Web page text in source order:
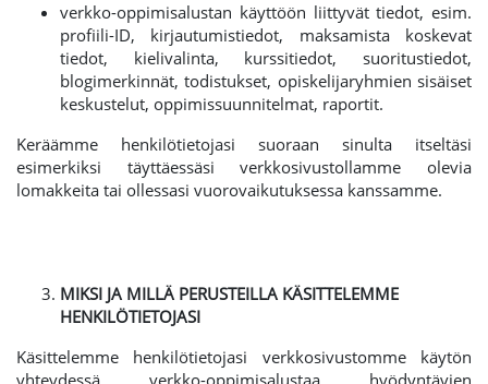
verkko-oppimisalustan käyttöön liittyvät tiedot, esim.
profiili-ID, kirjautumistiedot, maksamista koskevat
tiedot, kielivalinta, kurssitiedot, suoritustiedot,
blogimerkinnät, todistukset, opiskelijaryhmien sisäiset
keskustelut, oppimissuunnitelmat, raportit.
Keräämme henkilötietojasi suoraan sinulta itseltäsi
esimerkiksi täyttäessäsi verkkosivustollamme olevia
lomakkeita tai ollessasi vuorovaikutuksessa kanssamme.
MIKSI JA MILLÄ PERUSTEILLA KÄSITTELEMME
HENKILÖTIETOJASI
Käsittelemme henkilötietojasi verkkosivustomme käytön
yhteydessä verkko-oppimisalustaa hyödyntävien